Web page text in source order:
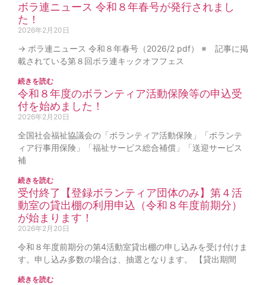
ボラ連ニュース 令和８年春号が発行されまし
た！
2026年2月20日
→ ボラ連ニュース 令和８年春号（2026/2 pdf） ※ 記事に掲
載されている第８回ボラ連キックオフフェス
続きを読む
令和８年度のボランティア活動保険等の申込受
付を始めました！
2026年2月20日
全国社会福祉協議会の「ボランティア活動保険」「ボランテ
ィア行事用保険」「福祉サービス総合補償」「送迎サービス
補
続きを読む
受付終了【登録ボランティア団体のみ】第４活
動室の貸出棚の利用申込（令和８年度前期分）
が始まります！
2026年2月20日
令和８年度前期分の第4活動室貸出棚の申し込みを受け付けま
す。申し込み多数の場合は、抽選となります。 【貸出期間
続きを読む